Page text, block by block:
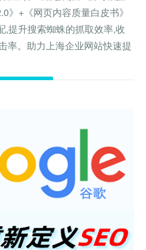
》+《网页内容质量白皮书》
,提升搜索蜘蛛的抓取效率,收
率。助力上海企业网站快速提